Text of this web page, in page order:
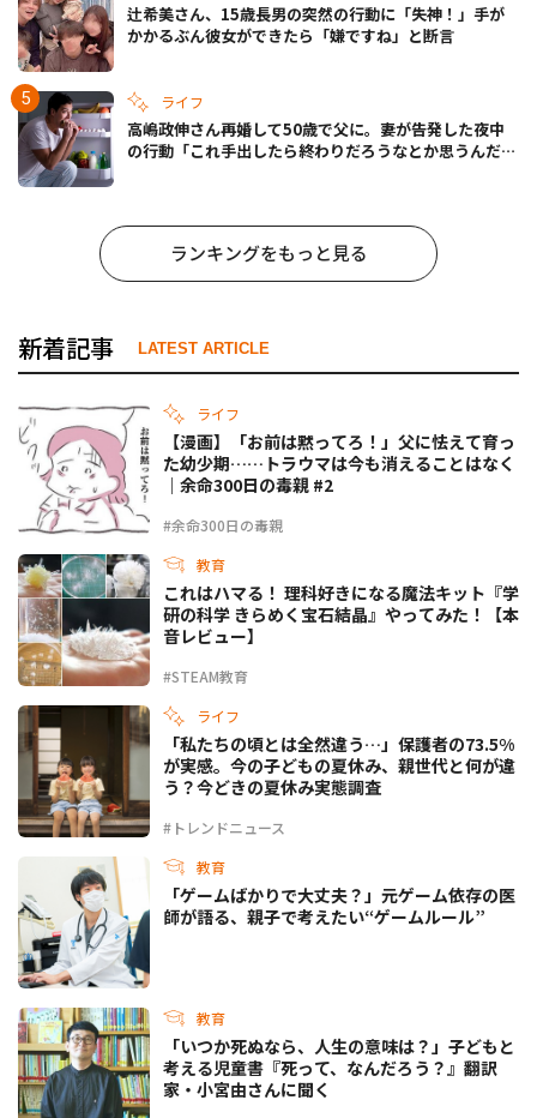
辻希美さん、15歳長男の突然の行動に「失神！」手が
かかるぶん彼女ができたら「嫌ですね」と断言
ライフ
高嶋政伸さん再婚して50歳で父に。妻が告発した夜中
の行動「これ手出したら終わりだろうなとか思うんだけ
ランキングをもっと見る
新着記事 LATEST ARTICLE
ライフ
#余命300日の毒親
【漫画】「お前は黙ってろ！」父に怯えて育っ
た幼少期……トラウマは今も消えることはなく
｜余命300日の毒親 #2
教育
#STEAM教育
これはハマる！ 理科好きになる魔法キット『学
研の科学 きらめく宝石結晶』やってみた！【本
音レビュー】
ライフ
#トレンドニュース
「私たちの頃とは全然違う…」保護者の73.5%
が実感。今の子どもの夏休み、親世代と何が違
う？今どきの夏休み実態調査
教育
「ゲームばかりで大丈夫？」元ゲーム依存の医
師が語る、親子で考えたい“ゲームルール”
教育
「いつか死ぬなら、人生の意味は？」子どもと
考える児童書『死って、なんだろう？』翻訳
家・小宮由さんに聞く